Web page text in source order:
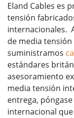
Eland Cables es
tensión
internacionales.
de media
suministramos
estándares
asesoramiento
media tensión
entrega,
internacional